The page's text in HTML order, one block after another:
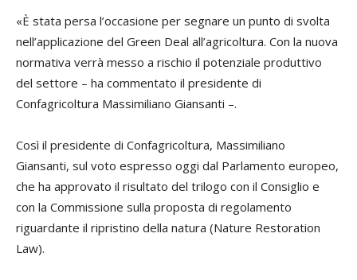
«È stata persa l’occasione per segnare un punto di svolta
nell’applicazione del Green Deal all’agricoltura. Con la nuova
normativa verrà messo a rischio il potenziale produttivo
del settore – ha commentato il presidente di
Confagricoltura Massimiliano Giansanti –.
Così il presidente di Confagricoltura, Massimiliano
Giansanti, sul voto espresso oggi dal Parlamento europeo,
che ha approvato il risultato del trilogo con il Consiglio e
con la Commissione sulla proposta di regolamento
riguardante il ripristino della natura (Nature Restoration
Law).